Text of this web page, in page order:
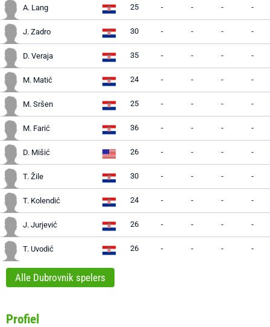
A. Lang 25 - - - -
J. Zadro 30 - - - -
D. Veraja 35 - - - -
M. Matić 24 - - - -
M. Sršen 25 - - - -
M. Farić 36 - - - -
D. Mišić 26 - - - -
T. Žile 30 - - - -
T. Kolendić 24 - - - -
J. Jurjević 26 - - - -
T. Uvodić 26 - - - -
Alle Dubrovnik spelers
Profiel